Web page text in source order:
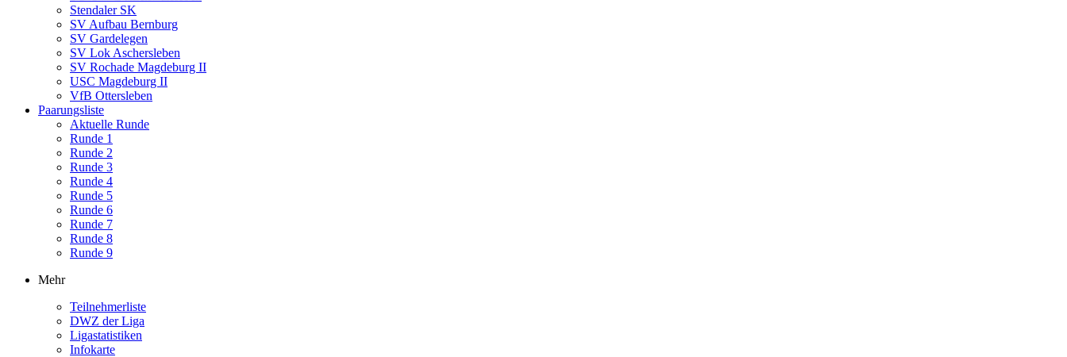
Stendaler SK
SV Aufbau Bernburg
SV Gardelegen
SV Lok Aschersleben
SV Rochade Magdeburg II
USC Magdeburg II
VfB Ottersleben
Paarungsliste
Aktuelle Runde
Runde 1
Runde 2
Runde 3
Runde 4
Runde 5
Runde 6
Runde 7
Runde 8
Runde 9
Mehr
Teilnehmerliste
DWZ der Liga
Ligastatistiken
Infokarte